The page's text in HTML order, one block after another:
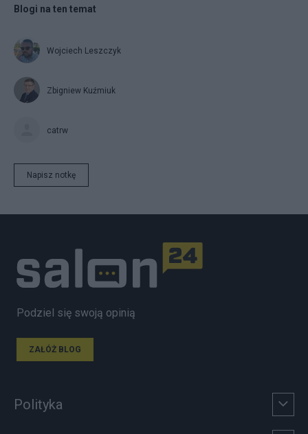
Blogi na ten temat
Wojciech Leszczyk
Zbigniew Kuźmiuk
catrw
Napisz notkę
Podziel się swoją opinią
ZAŁÓŻ BLOG
Polityka